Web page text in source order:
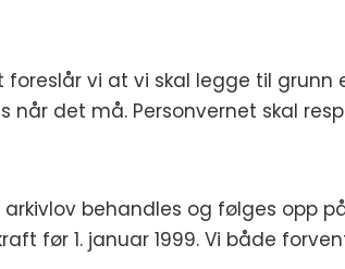
foreslår vi at vi skal legge til
når det må. Personvernet skal
behandles og følges opp
før 1. januar 1999. Vi både